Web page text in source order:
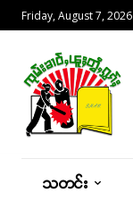
Friday, August 7, 2026
သတင်း